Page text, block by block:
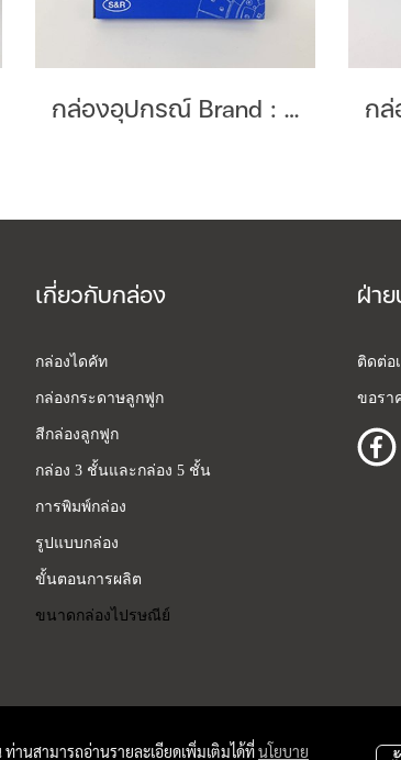
กล่องอุปกรณ์ Brand : S&R Clutch Disc
เกี่ยวกับกล่อง
กล่องไดคัท
กล่องกระดาษลูกฟูก
สีกล่องลูกฟูก
กล่อง 3 ชั้นและกล่อง 5 ชั้น
การพิมพ์กล่อง
รูปแบบกล่อง
ขั้นตอนการผลิต
ขนาดกล่องไปรษณีย์
ฝ่า
ติดต่อ
ขอรา
านสามารถอ่านรายละเอียดเพิ่มเติมได้ที่นโยบาย